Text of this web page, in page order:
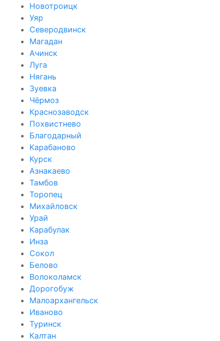
Новотроицк
Уяр
Северодвинск
Магадан
Ачинск
Луга
Нягань
Зуевка
Чёрмоз
Краснозаводск
Похвистнево
Благодарный
Карабаново
Курск
Азнакаево
Тамбов
Торопец
Михайловск
Урай
Карабулак
Инза
Сокол
Белово
Волоколамск
Дорогобуж
Малоархангельск
Иваново
Туринск
Калтан